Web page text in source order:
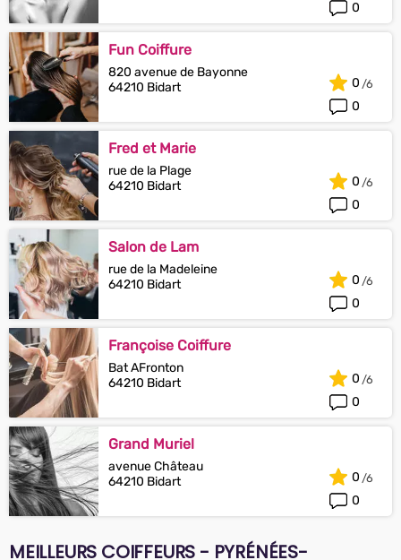
0
Fun Coiffure
820 avenue de Bayonne
64210 Bidart
0
0
Fred et Marie
rue de la Plage
64210 Bidart
0
0
Salon de Lam
rue de la Madeleine
64210 Bidart
0
0
Françoise Coiffure
Bat AFronton
64210 Bidart
0
0
Grand Muriel
avenue Château
64210 Bidart
0
0
MEILLEURS COIFFEURS - PYRÉNÉES-